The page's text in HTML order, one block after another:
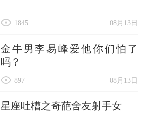
08月13日
1845
金牛男李易峰爱他你们怕了
吗？
08月13日
897
星座吐槽之奇葩舍友射手女